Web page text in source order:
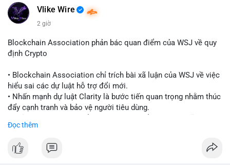
tảng tiền điện tử tăng cường tuân thủ pháp lý để mở rộng hoạt
động.
#binancesquare #cryptonews #blockchain #regulation
#custody
$btc $eth
#vlikevn #titanbot
📰 Nguồn: Cointelegraph
Vlike Wire
2 giờ
Blockchain Association phản bác quan điểm của WSJ về quy
định Crypto
• Blockchain Association chỉ trích bài xã luận của WSJ về việc
hiểu sai các dự luật hỗ trợ đổi mới.
• Nhấn mạnh dự luật Clarity là bước tiến quan trọng nhằm thúc
đẩy cạnh tranh và bảo vệ người tiêu dùng.
tài sản số.
#blockchain #cryptonews
Đọc thêm